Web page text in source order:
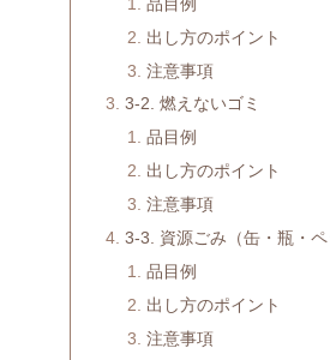
出し方のポイント
注意事項
3-2. 燃えないゴミ
品目例
出し方のポイント
注意事項
3-3. 資源ごみ（缶・瓶・ペ
品目例
出し方のポイント
注意事項